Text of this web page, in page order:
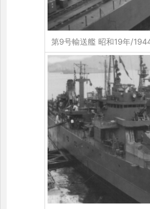
第9号輸送艦 昭和19年/